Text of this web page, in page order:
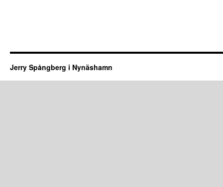
Jerry Spångberg i Nynäshamn